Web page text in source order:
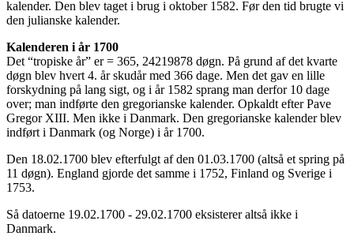
kalender. Den blev taget i brug i oktober 1582. Før den tid brugte vi
den julianske kalender.
Kalenderen i år 1700
Det “tropiske år” er = 365, 24219878 døgn. På grund af det kvarte
døgn blev hvert 4. år skudår med 366 dage. Men det gav en lille
forskydning på lang sigt, og i år 1582 sprang man derfor 10 dage
over; man indførte den gregorianske kalender. Opkaldt efter Pave
Gregor XIII. Men ikke i Danmark. Den gregorianske kalender blev
indført i Danmark (og Norge) i år 1700.
Den 18.02.1700 blev efterfulgt af den 01.03.1700 (altså et spring på
11 døgn). England gjorde det samme i 1752, Finland og Sverige i
1753.
Så datoerne 19.02.1700 - 29.02.1700 eksisterer altså ikke i
Danmark.